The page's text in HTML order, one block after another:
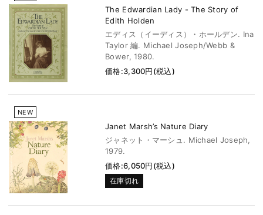
The Edwardian Lady - The Story of
Edith Holden
エディス（イーディス）・ホールデン. Ina
Taylor 編. Michael Joseph/Webb &
Bower, 1980.
価格:3,300円(税込)
NEW
Janet Marsh’s Nature Diary
ジャネット・マーシュ. Michael Joseph,
1979.
価格:6,050円(税込)
在庫切れ